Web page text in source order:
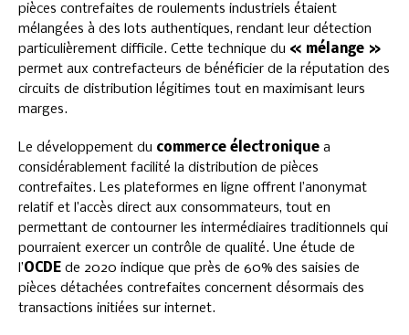
pièces contrefaites de roulements industriels étaient
mélangées à des lots authentiques, rendant leur détection
particulièrement difficile. Cette technique du « mélange »
permet aux contrefacteurs de bénéficier de la réputation des
circuits de distribution légitimes tout en maximisant leurs
marges.
Le développement du commerce électronique a
considérablement facilité la distribution de pièces
contrefaites. Les plateformes en ligne offrent l’anonymat
relatif et l’accès direct aux consommateurs, tout en
permettant de contourner les intermédiaires traditionnels qui
pourraient exercer un contrôle de qualité. Une étude de
l’OCDE de 2020 indique que près de 60% des saisies de
pièces détachées contrefaites concernent désormais des
transactions initiées sur internet.